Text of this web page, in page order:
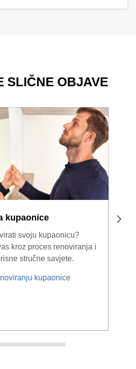
SLIČNE OBJAVE
kupaonice
svoju kupaonicu?
kroz proces renoviranja i
stručne savjete.
kupaonice